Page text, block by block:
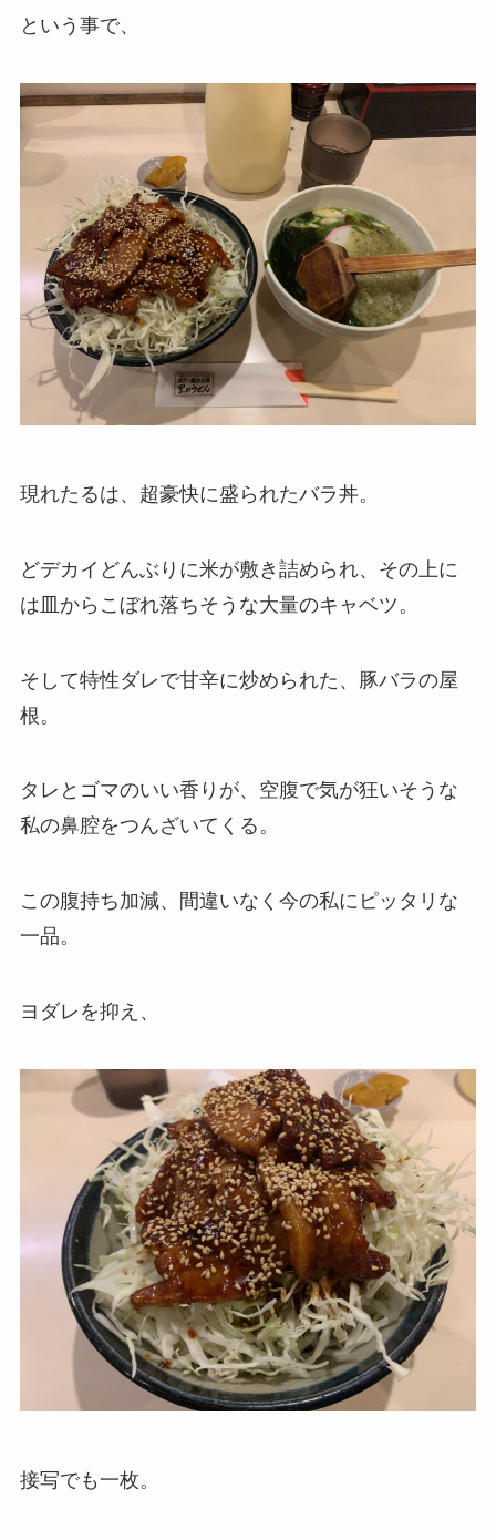
という事で、
現れたるは、超豪快に盛られたバラ丼。
どデカイどんぶりに米が敷き詰められ、その上に
は皿からこぼれ落ちそうな大量のキャベツ。
そして特性ダレで甘辛に炒められた、豚バラの屋
根。
タレとゴマのいい香りが、空腹で気が狂いそうな
私の鼻腔をつんざいてくる。
この腹持ち加減、間違いなく今の私にピッタリな
一品。
ヨダレを抑え、
接写でも一枚。